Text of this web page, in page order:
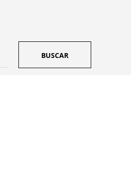
BUSCAR